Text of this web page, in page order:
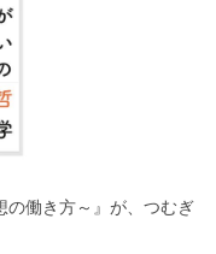
の働き方～』が、つむぎ